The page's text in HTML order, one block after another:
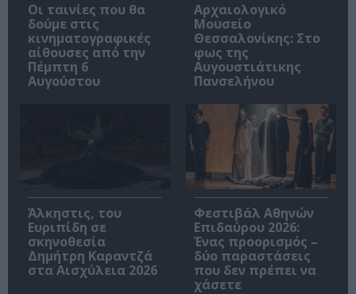
Οι ταινίες που θα
δούμε στις
κινηματογραφικές
αίθουσες από την
Πέμπτη 6
Αυγούστου
Αρχαιολογικό
Μουσείο
Θεσσαλονίκης: Στο
φως της
Αυγουστιάτικης
Πανσελήνου
Άλκηστις, του
Ευριπίδη σε
σκηνοθεσία
Δημήτρη Καραντζά
στα Αισχύλεια 2026
Φεστιβάλ Αθηνών
Επιδαύρου 2026:
Ένας προορισμός –
δύο παραστάσεις
που δεν πρέπει να
χάσετε